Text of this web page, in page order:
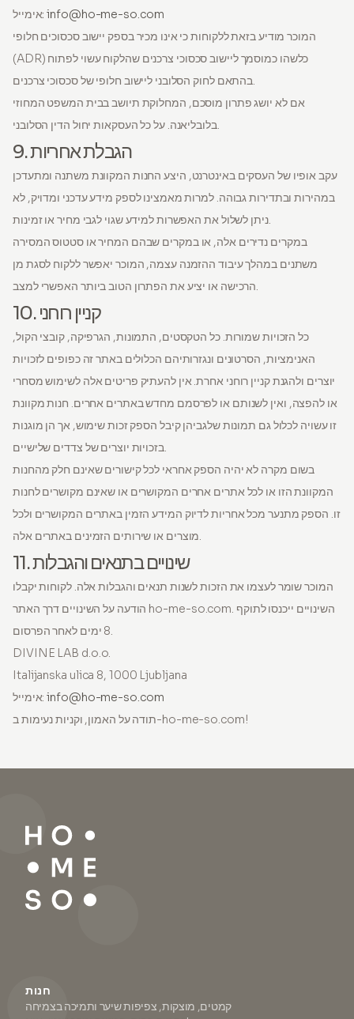
אימייל: info@ho-me-so.com
המוכר מודיע בזאת ללקוחות כי אינו מכיר בספק יישוב סכסוכים חלופי
(ADR) כלשהו כמוסמך ליישוב סכסוכי צרכנים שהלקוח עשוי לפתוח
בהתאם לחוק הסלובני ליישוב חלופי של סכסוכי צרכנים.
אם לא יושג פתרון מוסכם, המחלוקת תיושב בבית המשפט המחוזי
בלובליאנה. על כל העסקאות יחול הדין הסלובני.
9. הגבלת אחריות
עקב אופיו של העסקים באינטרנט, היצע החנות המקוונת משתנה ומתעדכן
במהירות ובתדירות גבוהה. למרות מאמצינו לספק מידע עדכני ומדויק, לא
ניתן לשלול את האפשרות למידע שגוי לגבי מחיר או זמינות.
במקרים נדירים אלה, או במקרים שבהם המחיר או סטטוס המסירה
משתנים במהלך עיבוד ההזמנה עצמה, המוכר יאפשר ללקוח לסגת מן
הרכישה או יציע את הפתרון הטוב ביותר האפשרי למצב.
10. קניין רוחני
כל הזכויות שמורות. כל הטקסטים, התמונות, הגרפיקה, קובצי הקול,
האנימציות, הסרטונים ונגזרותיהם הכלולים באתר זה כפופים לזכויות
יוצרים ולהגנת קניין רוחני אחרת. אין להעתיק פריטים אלה לשימוש מסחרי
או להפצה, ואין לשנותם או לפרסמם מחדש באתרים אחרים. חנות מקוונת
זו עשויה לכלול גם תמונות שלגביהן קיבל הספק זכות שימוש, אך הן מוגנות
בזכויות יוצרים של צדדים שלישיים.
בשום מקרה לא יהיה הספק אחראי לכל קישורים שאינם חלק מהחנות
המקוונת הזו או לכל אתרים אחרים המקושרים או שאינם מקושרים לחנות
זו. הספק מתנער מכל אחריות לדיוק המידע הזמין באתרים המקושרים ולכל
מוצרים או שירותים הזמינים באתרים אלה.
11. שינויים בתנאים והגבלות
המוכר שומר לעצמו את הזכות לשנות תנאים והגבלות אלה. לקוחות יקבלו
הודעה על השינויים דרך האתר ho-me-so.com. השינויים ייכנסו לתוקף
8 ימים לאחר הפרסום.
DIVINE LAB d.o.o.
Italijanska ulica 8, 1000 Ljubljana
אימייל:info@ho-me-so.com
תודה על האמון, וקניות נעימות ב-ho-me-so.com!
חנות
קמטים, מוצקות, צפיפות שיער ותמיכה בצמיחה